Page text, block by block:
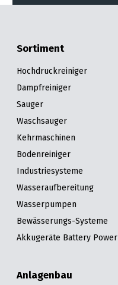
Sortiment
Hochdruckreiniger
Dampfreiniger
Sauger
Waschsauger
Kehrmaschinen
Bodenreiniger
Industriesysteme
Wasseraufbereitung
Wasserpumpen
Bewässerungs-Systeme
Akkugeräte Battery Power
Anlagenbau